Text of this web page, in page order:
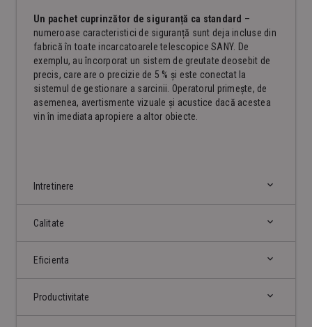
Un pachet cuprinzător de siguranță ca standard –
numeroase caracteristici de siguranță sunt deja incluse din
fabrică în toate incarcatoarele telescopice SANY. De
exemplu, au încorporat un sistem de greutate deosebit de
precis, care are o precizie de 5 % și este conectat la
sistemul de gestionare a sarcinii. Operatorul primește, de
asemenea, avertismente vizuale și acustice dacă acestea
vin în imediata apropiere a altor obiecte.
Intretinere
Calitate
Eficienta
Productivitate